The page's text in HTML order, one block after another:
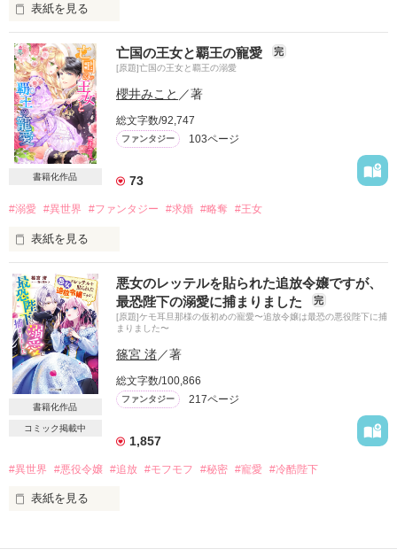
表紙を見る
ヴァンパイアの世界の皇帝レオン。
人間からヴァンパイアになった
愛する妻ティナを連れて、
人間界の屋敷へ休暇に来た。
２人の前に人間の女の子が現れ、
波乱をもたらす。
2010.12.11　～　2010.12.27完結
★　レビューお礼　★
優雨葉様　愛由様
眠りにゃんころ様
やきもふ様　Yukirindog様
ナウシカ様　如月亜夢様
♡❤︎みゆ❤︎♡様
すてきなレビューを
ありがとうございました(#^.^#)
作品を読む
書籍化作品
亡国の王女と覇王の寵愛 完
[原題]亡国の王女と覇王の溺愛
櫻井みこと ／著
総文字数/92,747
ファンタジー 103ページ
73
#溺愛 #異世界 #ファンタジー #求婚 #略奪 #王女
表紙を見る
国を滅ぼされ、敵国に攫われた亡国の王女レスティア。
敵である覇王を憎み、復讐を果たそうとしていたが、彼はなぜ
かレスティアを気に入ったらしく、正妃にすると言う。
両親の仇を愛することなどできない。
だが覇王の愛を受け入れようと決意した彼女のもとに、婚約者
候補だった男が王女を取り戻そうと敵国の王城に忍び込んでき
2017,09,05連載開始。
書籍化作品
コミック掲載中
悪女のレッテルを貼られた追放令嬢ですが、
最恐陛下の溺愛に捕まりました
完
[原題]ケモ耳旦那様の仮初めの寵愛〜追放令嬢は最恐の悪役陛下に捕
まりました〜
篠宮 渚／著
総文字数/100,866
ファンタジー 217ページ
1,857
#異世界 #悪役令嬢 #追放 #モフモフ #秘密 #寵愛 #冷酷陛下
表紙を見る
者のカティアに毒を盛ったんだわ」